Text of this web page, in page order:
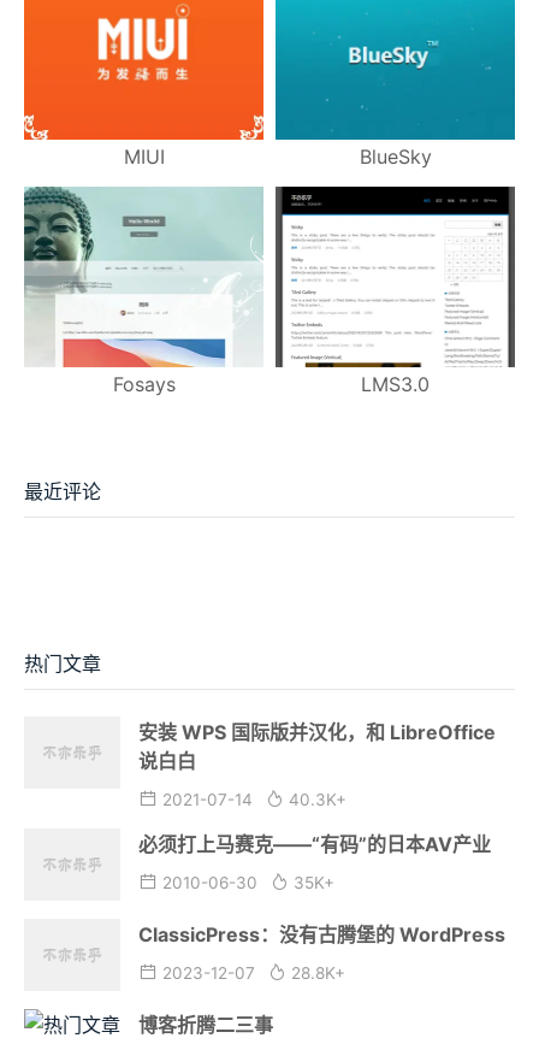
MIUI BlueSky
Fosays LMS3.0
最近评论
热门文章
安装 WPS 国际版并汉化，和 LibreOffice
说白白
2021-07-14 40.3K+
必须打上马赛克——“有码”的日本AV产业
2010-06-30 35K+
ClassicPress：没有古腾堡的 WordPress
2023-12-07 28.8K+
博客折腾二三事